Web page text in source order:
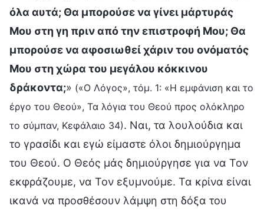
όλα αυτά; Θα μπορούσε να γίνει μάρτυράς
Μου στη γη πριν από την επιστροφή Μου; Θα
μπορούσε να αφοσιωθεί χάριν του ονόματός
Μου στη χώρα του μεγάλου κόκκινου
δράκοντα;» («Ο Λόγος», τόμ. 1: «Η εμφάνιση και το
έργο του Θεού», Τα λόγια του Θεού προς ολόκληρο
το σύμπαν, Κεφάλαιο 34). Ναι, τα λουλούδια και
το γρασίδι και εγώ είμαστε όλοι δημιούργημα
του Θεού. Ο Θεός μάς δημιούργησε για να Τον
εκφράζουμε, να Τον εξυμνούμε. Τα κρίνα είναι
ικανά να προσθέσουν λάμψη στη δόξα του